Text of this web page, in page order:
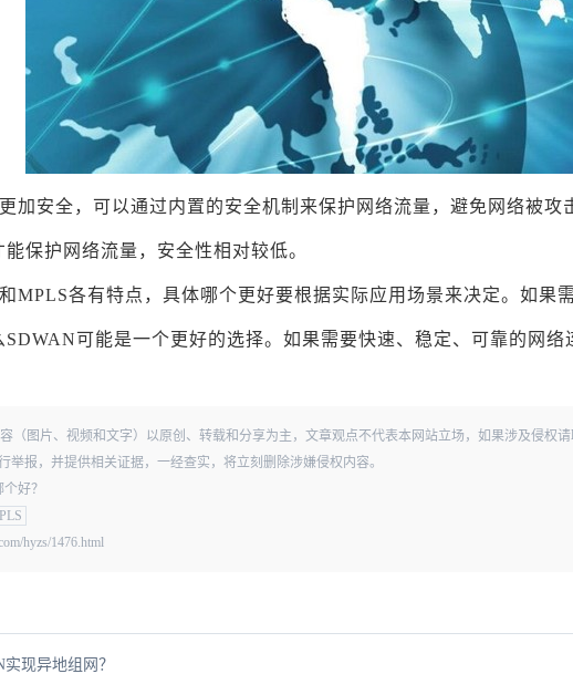
加安全，可以通过内置的安全机制来保护网络流量，避免网络被攻
保护网络流量，安全性相对较低。
MPLS各有特点，具体哪个更好要根据实际应用场景来决定。如果
SDWAN可能是一个更好的选择。如果需要快速、稳定、可靠的网络
（图片、视频和文字）以原创、转载和分享为主，文章观点不代表本网站立场，如果涉及侵权请
行举报，并提供相关证据，一经查实，将立刻删除涉嫌侵权内容。
好？
hyzs/1476.html
现异地组网？